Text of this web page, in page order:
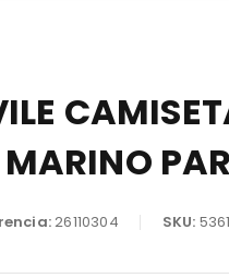
26110304 SKU: